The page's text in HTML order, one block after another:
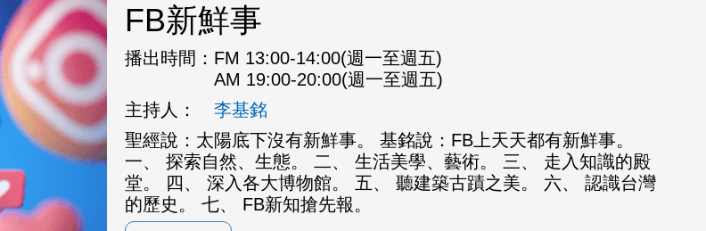
FB新鮮事
播出時間： FM 13:00-14:00(週一至週五)
AM 19:00-20:00(週一至週五)
主持人：
李基銘
聖經說：太陽底下沒有新鮮事。 基銘說：FB上天天都有新鮮事。
一、 探索自然、生態。 二、 生活美學、藝術。 三、 走入知識的殿
堂。 四、 深入各大博物館。 五、 聽建築古蹟之美。 六、 認識台灣
的歷史。 七、 FB新知搶先報。